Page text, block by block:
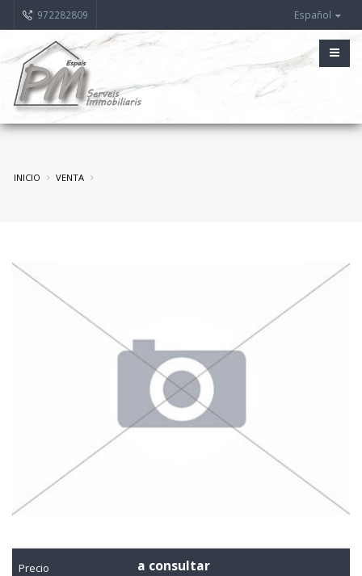
972282809 Español
INICIO VENTA
Precio a consultar